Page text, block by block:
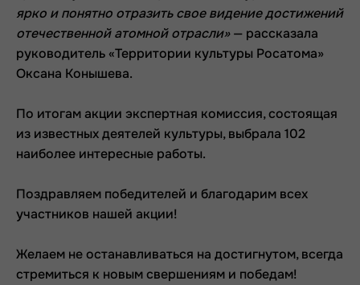
ярко и понятно отразить свое видение достижений
отечественной атомной отрасли»— рассказала
руководитель «Территории культуры Росатома»
Оксана Конышева.
По итогам акции экспертная комиссия, состоящая
из известных деятелей культуры, выбрала 102
наиболее интересные работы.
Поздравляем победителей и благодарим всех
участников нашей акции!
Желаем не останавливаться на достигнутом, всегда
стремиться к новым свершениям и победам!